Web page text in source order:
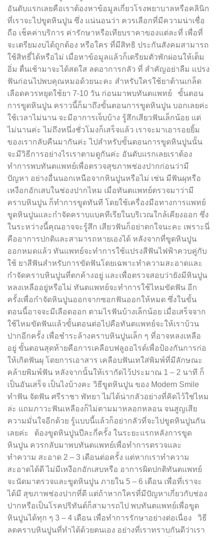
อันดับแรกเลยคือเราต้องหาข้อมูลเกี่ยวโรงพยาบาลหรือคลินิก
ที่เราจะไปขูดหินปูน ซึ่ง แน่นอนว่า ควรเลือกที่มีความน่าเชื่อ
ถือ เช็คค่าบริการ ค่ารักษาหรือเทียบราคาของแต่ละที่ เพื่อที่
จะเตรียมงบได้ถูกต้อง หรือใคร ที่มีสิทธิ ประกันสังคมสามารถ
ใช้สิทธิ์ได้หรือไม่ เมื่อหาข้อมูลแล้วก็เตรียมตัวพักผ่อนให้เต็ม
อิ่ม ตื่นเช้ามาจะได้สดใส ลดอาการกลัว ที่ สำคัญอย่าลืม แปรง
ฟันก่อนไปพบคุณหมอด้วยนะคะ สำหรับใครใช้ยาต้านเกล็ด
เลือดควรหยุดใช้ยา 7-10 วัน ก่อนมาพบทันตแพทย์ ขั้นตอน
การขูดหินปูน คราวนี้ก็มาถึงขั้นตอนการขูดหินปูน บอกเลยค่ะ
ใช้เวลาไม่นาน จะมีอาการเจ็บบ้าง รู้สึกเสียวฟันเล็กน้อย แต่
ไม่นานค่ะ ไม่ถึงหนึ่งชั่วโมงก็เสร็จแล้ว เราจะมาเอารอยยิ้ม
ของเรากลับคืนมากันค่ะ ไปสำหรับขั้นตอนการขูดหินปูนนั้น
จะมีวิธีการอย่างไรเราตามดูกันค่ะ อันดับแรกเลยเราต้อง
ทำการพบทันตแพทย์เพื่อตรวจสุขภาพช่องปากก่อนว่ามี
ปัญหา อย่างอื่นนอกเหนือจากหินปูนหรือไม่ เช่น มีฟันผุหรือ
เหงือกอักเสบในช่องปากไหม เมื่อทันตแพทย์ตรวจมาว่ามี
คราบหินปูน ก็ทำการขูดทันที โดยใช้เครื่องมือทางการแพทย์
ขูดหินปูนและกำจัดคราบแบคทีเรียในบริเวณใกล้เคียงออก ซึ่ง
ในระหว่างนี้คุณอาจจะรู้สึก เสียวฟันก็อย่าตกใจนะคะ เพราะนี่
คืออาการปกติและสามารถหายเองได้ หลังจากที่ขูดหินปูน
ออกหมดแล้ว ทันแพทย์จะทำการใช้แปรงสีฟันไฟฟ้าควบคู่กับ
ใช้ ยาสีฟันสำหรับการขัดฟันโดยเฉพาะทำความสะอาดและ
กำจัดคราบหินปูนที่ตกค้างอยู่ และเพื่อตรวจสอบว่ายังมีหินปูน
หลงเหลืออยู่หรือไม่ ทันตแพทย์จะทำการใช้ไหมขัดฟัน อีก
ครั้งเพื่อกำจัดหินปูนออกจากซอกฟันออกให้หมด ซึ่งในขั้น
ตอนนี้อาจจะมีเลือดออก ตามไรฟันบ้างเล็กน้อย เมื่อเสร็จจาก
ใช้ไหมขัดฟันแล้วขั้นตอนต่อไปคือทันตแพทย์จะให้เราบ้วน
ปากอีกครั้ง เพื่อชำระล้างคราบหินปูนเล็ก ๆ ที่อาจหลงเหลือ
อยู่ ขั้นตอนสุดท้ายคือการเคลือบฟลูออไรด์เพื่อป้องกันการก่อ
ให้เกิดฟันผุ โดยการเอาสาร เคลือบฟันเทใส่พิมพ์ที่มีลักษณะ
คล้ายพิมพ์ฟัน หลังจากนั้นให้เรากัดไว้ประมาณ 1 – 2 นาที ก็
เป็นอันเสร็จ เป็นไงบ้างคะ วิธีขูดหินปูน ของ Modern Smile
ทำฟัน จัดฟัน ศรีราชา พัทยา ไม่ได้น่ากลัวอย่างที่คิดไว้ใช่ไหม
ล่ะ แถมภาวะฟันเหลืองก็ไม่ตามมาหลอกหลอน จนสูญเสีย
ความมั่นใจอีกด้วย รู้แบบนี้แล้วก็อย่ากลัวที่จะไปขูดหินปูนกัน
เลยค่ะ ต้องขูดหินปูนปีละกี่ครั้ง ในระยะแรกหลังการขูด
หินปูน ควรกลับมาพบทันตแพทย์เพื่อทำการตรวจและ
ทำความ สะอาด 2 – 3 เดือนต่อครั้ง แต่หากเราทำความ
สะอาดได้ดี ไม่มีเหงือกอักเสบหรือ อาการผิดปกติทันตแพทย์
จะนัดมาตรวจและขูดหินปูน ภายใน 5 – 6 เดือน เพื่อที่เราจะ
ได้มี สุขภาพช่องปากที่ดี แต่ถ้าหากใครที่มีปัญหาเกี่ยวกับช่อง
ปากหรือเป็นโรคปริทันต์ก็สามารถไป พบทันตแพทย์เพื่อขูด
หินปูนได้ทุก ๆ 3 – 4 เดือน เพื่อทำการรักษาอย่างต่อเนื่อง วิธี
ลดคราบหินปูนที่ทำได้ด้วยตนเอง อย่างที่เราทราบกันดีว่าเรา